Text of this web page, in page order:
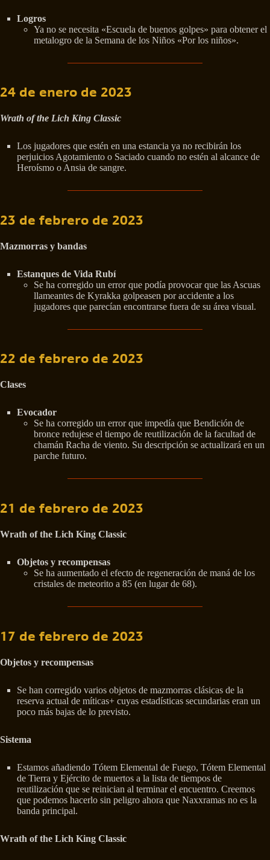
Logros
Ya no se necesita «Escuela de buenos golpes» para obtener el
metalogro de la Semana de los Niños «Por los niños».
24 de enero de 2023
Wrath of the Lich King Classic
Los jugadores que estén en una estancia ya no recibirán los
perjuicios Agotamiento o Saciado cuando no estén al alcance de
Heroísmo o Ansia de sangre.
23 de febrero de 2023
Mazmorras y bandas
Estanques de Vida Rubí
Se ha corregido un error que podía provocar que las Ascuas
llameantes de Kyrakka golpeasen por accidente a los
jugadores que parecían encontrarse fuera de su área visual.
22 de febrero de 2023
Clases
Evocador
Se ha corregido un error que impedía que Bendición de
bronce redujese el tiempo de reutilización de la facultad de
chamán Racha de viento. Su descripción se actualizará en un
parche futuro.
21 de febrero de 2023
Wrath of the Lich King Classic
Objetos y recompensas
Se ha aumentado el efecto de regeneración de maná de los
cristales de meteorito a 85 (en lugar de 68).
17 de febrero de 2023
Objetos y recompensas
Se han corregido varios objetos de mazmorras clásicas de la
reserva actual de míticas+ cuyas estadísticas secundarias eran un
poco más bajas de lo previsto.
Sistema
Estamos añadiendo Tótem Elemental de Fuego, Tótem Elemental
de Tierra y Ejército de muertos a la lista de tiempos de
reutilización que se reinician al terminar el encuentro. Creemos
que podemos hacerlo sin peligro ahora que Naxxramas no es la
banda principal.
Wrath of the Lich King Classic